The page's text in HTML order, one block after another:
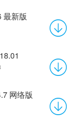
最新版
网络版